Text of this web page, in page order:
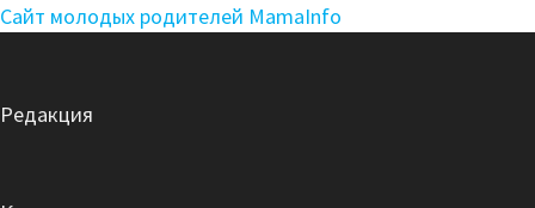
Сайт молодых родителей MamaInfo
Редакция